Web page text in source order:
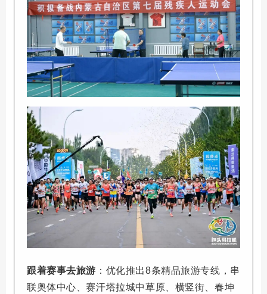
跟着赛事去旅游 ：优化推出8条精品旅游专线，串
联奥体中心、赛汗塔拉城中草原、横竖街、春坤